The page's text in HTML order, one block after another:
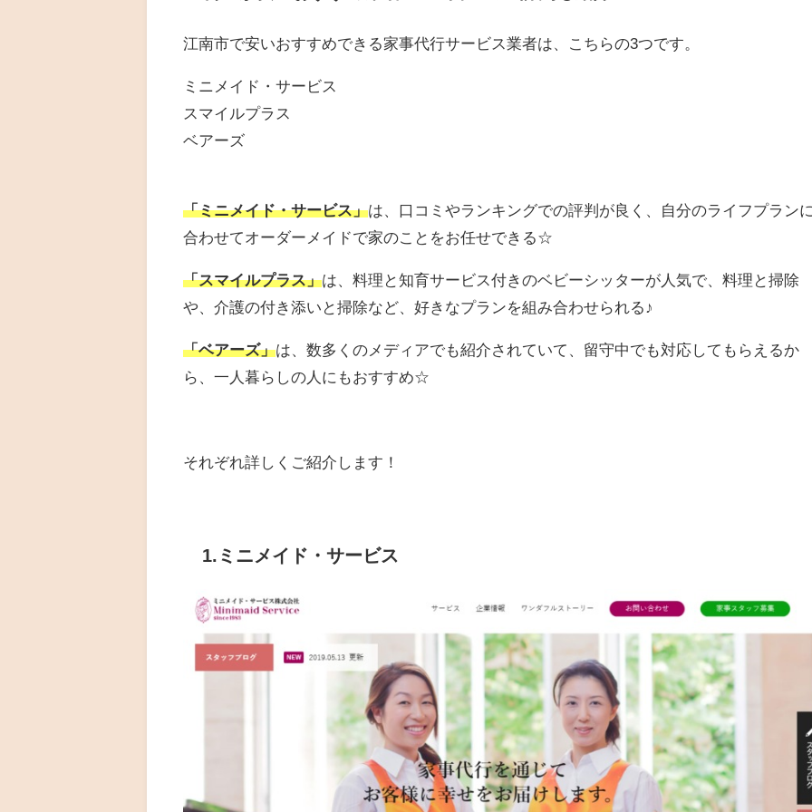
江南市で安いおすすめできる家事代行サービス業者は、こちらの3つです。
ミニメイド・サービス
スマイルプラス
ベアーズ
「ミニメイド・サービス」は、口コミやランキングでの評判が良く、自分のライフプラン
合わせてオーダーメイドで家のことをお任せできる☆
「スマイルプラス」は、料理と知育サービス付きのベビーシッターが人気で、料理と掃除
や、介護の付き添いと掃除など、好きなプランを組み合わせられる♪
「ベアーズ」は、数多くのメディアでも紹介されていて、留守中でも対応してもらえるか
ら、一人暮らしの人にもおすすめ☆
それぞれ詳しくご紹介します！
1.ミニメイド・サービス